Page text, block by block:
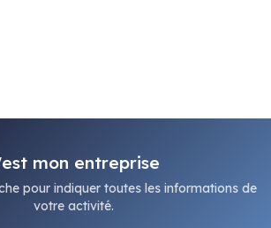
mon entreprise
pour indiquer toutes les informations de
votre activité.